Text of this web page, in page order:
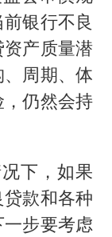
银行不良
产质量潜
周期、体
仍然会持
下，如果
款和各种
步要考虑